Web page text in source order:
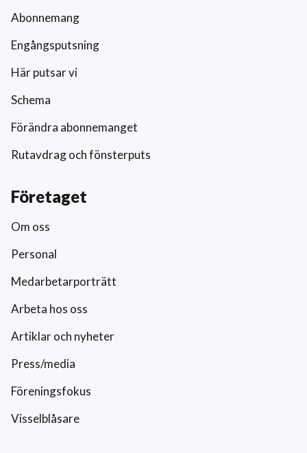
Abonnemang
Engångsputsning
Här putsar vi
Schema
Förändra abonnemanget
Rutavdrag och fönsterputs
Företaget
Om oss
Personal
Medarbetarporträtt
Arbeta hos oss
Artiklar och nyheter
Press/media
Föreningsfokus
Visselblåsare